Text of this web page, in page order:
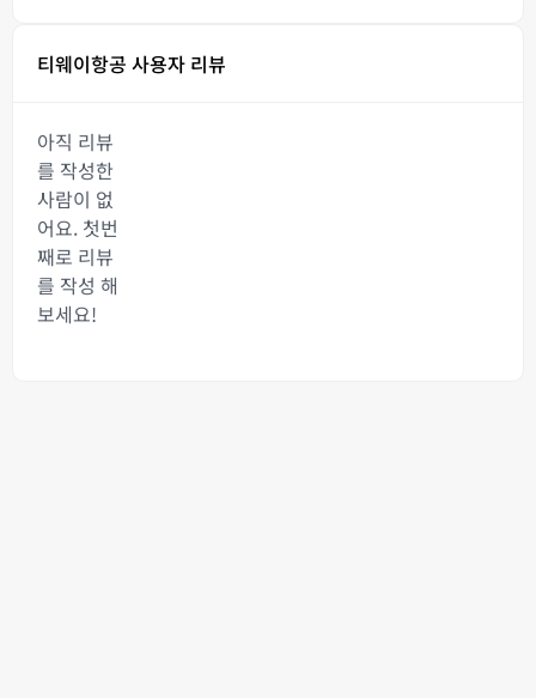
티웨이항공 사용자 리뷰
아직 리뷰
를 작성한
사람이 없
어요. 첫번
째로 리뷰
를 작성 해
보세요!